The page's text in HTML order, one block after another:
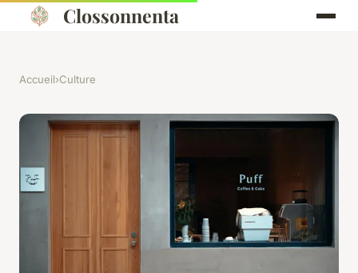
Clossonnenta
Accueil›Culture